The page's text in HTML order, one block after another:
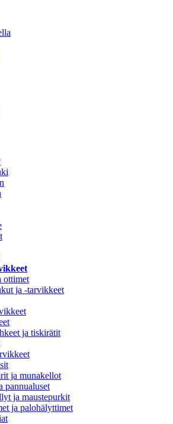
ottimet
ja -tarvikkeet
ja tiskirätit
ja munakellot
pannualuset
ja maustepurkit
ja palohälyttimet